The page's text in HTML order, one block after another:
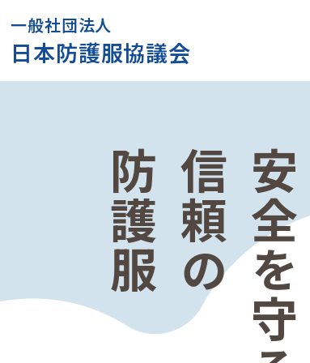
一般社団法人
日本防護服協議会
安全を守る
信頼の
防護服